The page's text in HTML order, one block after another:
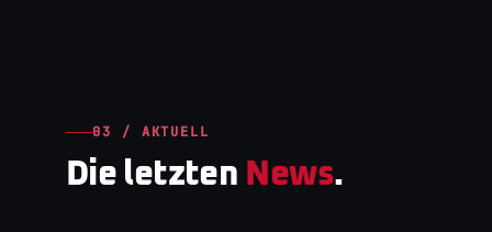
03 / AKTUELL
Die letzten News.